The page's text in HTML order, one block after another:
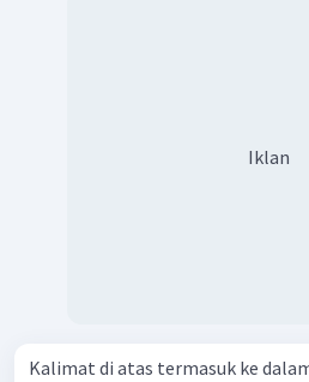
Iklan
Kalimat di atas termasuk ke